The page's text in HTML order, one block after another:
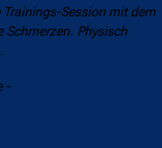
Trainings-Session mit dem
Schmerzen. Physisch
-